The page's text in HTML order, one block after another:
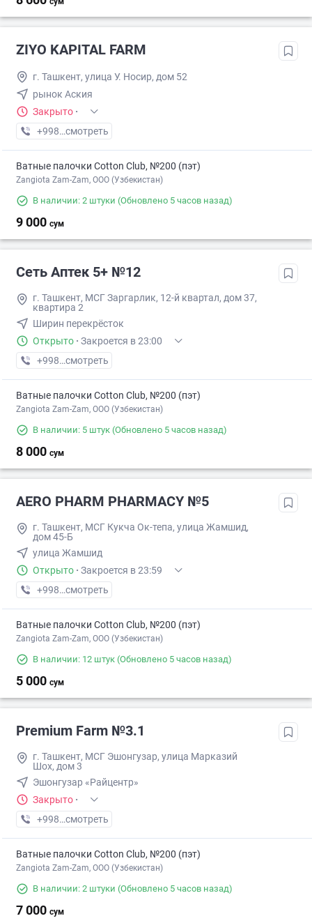
ZIYO KAPITAL FARM
г. Ташкент, улица У. Носир, дом 52
рынок Аския
Закрыто ·
+998 (97) XXX-XX-XX
смотреть
Ватные палочки Cotton Club, №200 (пэт)
Zangiota Zam-Zam, OOO (Узбекистан)
В наличии: 2 штуки (Обновлено 5 часов назад)
9 000 сум
Сеть Аптек 5+ №12
г. Ташкент, МСГ Заргарлик, 12-й квартал, дом 37,
квартира 2
Ширин перекрёсток
Открыто · Закроется в 23:00
+998 (87) XXX-XX-XX
смотреть
Ватные палочки Cotton Club, №200 (пэт)
Zangiota Zam-Zam, OOO (Узбекистан)
В наличии: 5 штук (Обновлено 5 часов назад)
8 000 сум
AERO PHARM PHARMACY №5
г. Ташкент, МСГ Кукча Ок-тепа, улица Жамшид,
дом 45-Б
улица Жамшид
Открыто · Закроется в 23:59
+998 (70) XXX-XX-XX
смотреть
Ватные палочки Cotton Club, №200 (пэт)
Zangiota Zam-Zam, OOO (Узбекистан)
В наличии: 12 штук (Обновлено 5 часов назад)
5 000 сум
Premium Farm №3.1
г. Ташкент, МСГ Эшонгузар, улица Марказий
Шох, дом 3
Эшонгузар «Райцентр»
Закрыто ·
+998 (95) XXX-XX-XX
смотреть
Ватные палочки Cotton Club, №200 (пэт)
Zangiota Zam-Zam, OOO (Узбекистан)
В наличии: 2 штуки (Обновлено 5 часов назад)
7 000 сум